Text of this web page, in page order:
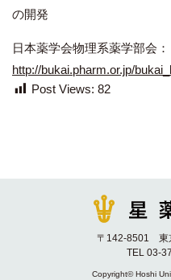
の開発
日本薬学会物理系薬学部会：
http://bukai.pharm.or.jp/
Post Views: 82
〒142-8501 東
TEL 03-
Copyright© Hoshi